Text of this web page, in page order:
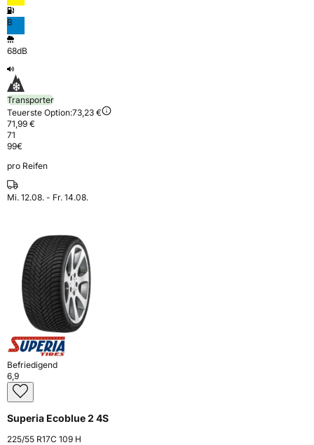
B
68dB
Transporter
Teuerste Option:73,23 €
71,99 €
71
99€
pro Reifen
Mi. 12.08. - Fr. 14.08.
Befriedigend
6,9
Superia Ecoblue 2 4S
225/55 R17C 109 H